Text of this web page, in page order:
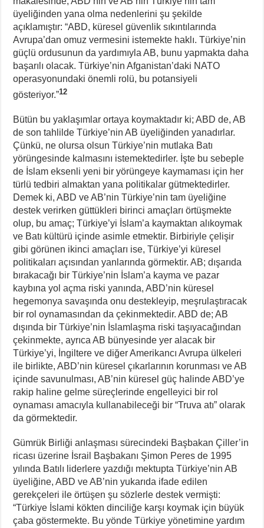
üyeliğinden yana olma nedenlerini şu şekilde
açıklamıştır: “ABD, küresel güvenlik sıkıntılarında
Avrupa’dan omuz vermesini istemekte haklı. Türkiye’nin
güçlü ordusunun da yardımıyla AB, bunu yapmakta daha
başarılı olacak. Türkiye’nin Afganistan’daki NATO
operasyonundaki önemli rolü, bu potansiyeli
gösteriyor.”12
Bütün bu yaklaşımlar ortaya koymaktadır ki; ABD de, AB
de son tahlilde Türkiye’nin AB üyeliğinden yanadırlar.
Çünkü, ne olursa olsun Türkiye’nin mutlaka Batı
yörüngesinde kalmasını istemektedirler. İşte bu sebeple
de İslam eksenli yeni bir yörüngeye kaymaması için her
türlü tedbiri almaktan yana politikalar gütmektedirler.
Demek ki, ABD ve AB’nin Türkiye’nin tam üyeliğine
destek verirken güttükleri birinci amaçları örtüşmekte
olup, bu amaç; Türkiye’yi İslam’a kaymaktan alıkoymak
ve Batı kültürü içinde asimle etmektir. Birbiriyle çelişir
gibi görünen ikinci amaçları ise, Türkiye’yi küresel
politikaları açısından yanlarında görmektir. AB; dışarıda
bırakacağı bir Türkiye’nin İslam’a kayma ve pazar
kaybına yol açma riski yanında, ABD’nin küresel
hegemonya savaşında onu destekleyip, meşrulaştıracak
bir rol oynamasından da çekinmektedir. ABD de; AB
dışında bir Türkiye’nin İslamlaşma riski taşıyacağından
çekinmekte, ayrıca AB bünyesinde yer alacak bir
Türkiye’yi, İngiltere ve diğer Amerikancı Avrupa ülkeleri
ile birlikte, ABD’nin küresel çıkarlarının korunması ve AB
içinde savunulması, AB’nin küresel güç halinde ABD’ye
rakip haline gelme süreçlerinde engelleyici bir rol
oynaması amacıyla kullanabileceği bir “Truva atı” olarak
da görmektedir.
Gümrük Birliği anlaşması sürecindeki Başbakan Çiller’in
ricası üzerine İsrail Başbakanı Şimon Peres de 1995
yılında Batılı liderlere yazdığı mektupta Türkiye’nin AB
üyeliğine, ABD ve AB’nin yukarıda ifade edilen
gerekçeleri ile örtüşen şu sözlerle destek vermişti:
“Türkiye İslami kökten dinciliğe karşı koymak için büyük
çaba göstermekte. Bu yönde Türkiye yönetimine yardım